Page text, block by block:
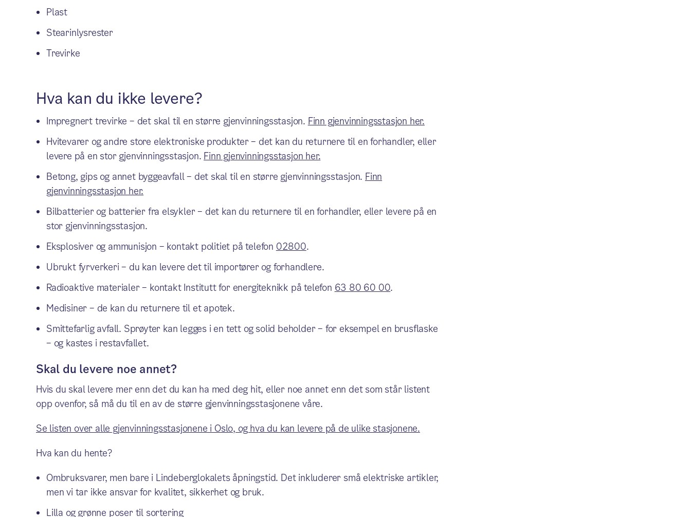
Plast
Stearinlysrester
Trevirke
Hva kan du ikke levere?
Impregnert trevirke – det skal til en større gjenvinningsstasjon. Finn gjenvinningsstasjon her.
Hvitevarer og andre store elektroniske produkter – det kan du returnere til en forhandler, eller
levere på en stor gjenvinningsstasjon. Finn gjenvinningsstasjon her.
Betong, gips og annet byggeavfall – det skal til en større gjenvinningsstasjon. Finn
gjenvinningsstasjon her.
Bilbatterier og batterier fra elsykler – det kan du returnere til en forhandler, eller levere på en
stor gjenvinningsstasjon.
Eksplosiver og ammunisjon – kontakt politiet på telefon 02800.
Ubrukt fyrverkeri – du kan levere det til importører og forhandlere.
Radioaktive materialer – kontakt Institutt for energiteknikk på telefon 63 80 60 00.
Medisiner – de kan du returnere til et apotek.
Smittefarlig avfall. Sprøyter kan legges i en tett og solid beholder – for eksempel en brusflaske
– og kastes i restavfallet.
Skal du levere noe annet?
Hvis du skal levere mer enn det du kan ha med deg hit, eller noe annet enn det som står listent
opp ovenfor, så må du til en av de større gjenvinningsstasjonene våre.
Se listen over alle gjenvinningsstasjonene i Oslo, og hva du kan levere på de ulike stasjonene.
Hva kan du hente?
Ombruksvarer, men bare i Lindeberglokalets åpningstid. Det inkluderer små elektriske artikler,
men vi tar ikke ansvar for kvalitet, sikkerhet og bruk.
Lilla og grønne poser til sortering